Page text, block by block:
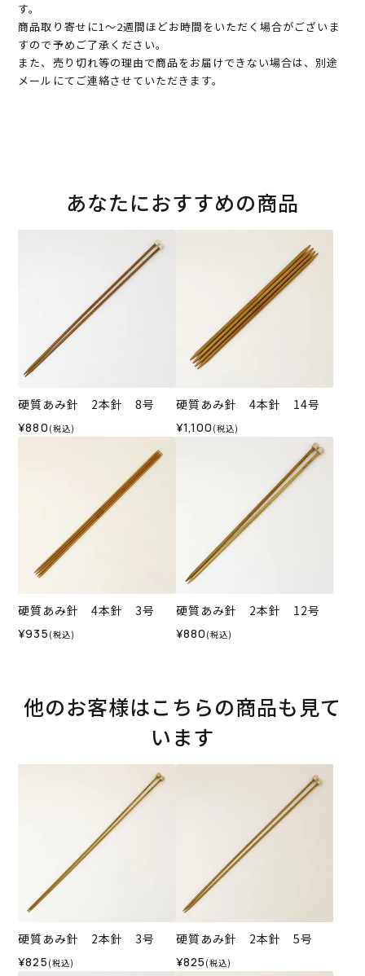
す。
商品取り寄せに1～2週間ほどお時間をいただく場合がございま
すので予めご了承ください。
また、売り切れ等の理由で商品をお届けできない場合は、別途
メールにてご連絡させていただきます。
あなたにおすすめの商品
硬質あみ針 2本針 8号
¥880 (税込)
硬質あみ針 4本針 14号
¥1,100 (税込)
硬質あみ針 4本針 3号
¥935 (税込)
硬質あみ針 2本針 12号
¥880 (税込)
他のお客様はこちらの商品も見て
います
硬質あみ針 2本針 3号
¥825 (税込)
硬質あみ針 2本針 5号
¥825 (税込)